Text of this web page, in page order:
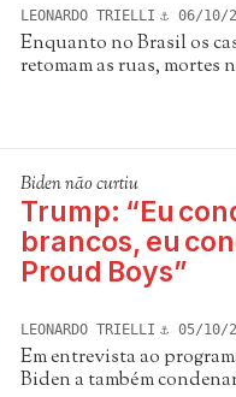
LEONARDO TRIELLI 06/10/
Enquanto no Brasil os
retomam as ruas,
Biden não curtiu
Trump: “Eu
brancos, eu
Proud Boys”
LEONARDO TRIELLI 05/10/
Em entrevista ao
Biden a também